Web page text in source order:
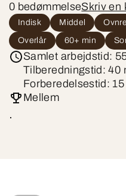
0 bedømmelseSkriv en
Indisk Middel
Overlår
60+ min
Samlet arbejdstid:
Tilberedningstid: 40
Forberedelsestid: 15
Mellem
.